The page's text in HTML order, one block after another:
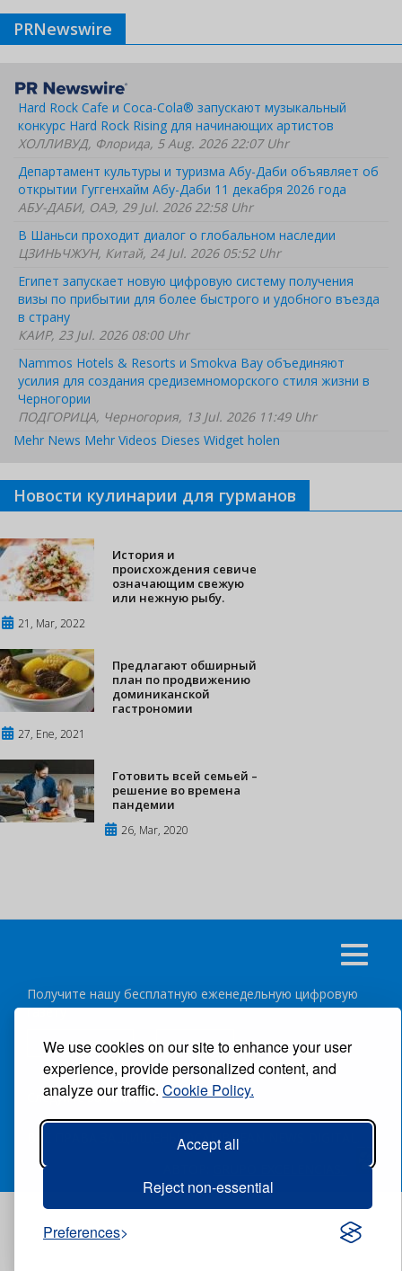
We use cookies on our site to enhance your user
experience, provide personalized content, and
analyze our traffic. Cookie Policy.
Accept all
Reject non-essential
Preferences
PRNewswire
Hard Rock Cafe и Coca-Cola® запускают музыкальный
конкурс Hard Rock Rising для начинающих артистов
ХОЛЛИВУД, Флорида, 5 Aug. 2026 22:07 Uhr
Департамент культуры и туризма Абу-Даби объявляет об
открытии Гуггенхайм Абу-Даби 11 декабря 2026 года
АБУ-ДАБИ, ОАЭ, 29 Jul. 2026 22:58 Uhr
В Шаньси проходит диалог о глобальном наследии
ЦЗИНЬЧЖУН, Китай, 24 Jul. 2026 05:52 Uhr
Египет запускает новую цифровую систему получения
визы по прибытии для более быстрого и удобного въезда
в страну
КАИР, 23 Jul. 2026 08:00 Uhr
Nammos Hotels & Resorts и Smokva Bay объединяют
усилия для создания средиземноморского стиля жизни в
Черногории
ПОДГОРИЦА, Черногория, 13 Jul. 2026 11:49 Uhr
Mehr News Mehr Videos Dieses Widget holen
Новости кулинарии для гурманов
История и
происхождения севиче
означающим свежую
или нежную рыбу.
21, Mar, 2022
Предлагают обширный
план по продвижению
доминиканской
гастрономии
27, Ene, 2021
Готовить всей семьей –
решение во времена
пандемии
26, Mar, 2020
Получите нашу бесплатную еженедельную цифровую
газету
подписаться
отписка
Следуйте за нами:
ВСЕ ПРАВА ЗАЩИЩЕНЫ ®CARIBBEAN NEWS DIGITAL.